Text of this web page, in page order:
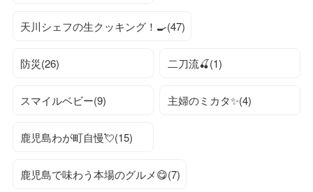
天川シェフの生クッキング！🍳(47)
防災(26) 二刀流🍒(1)
スマイルベビー(9) 主婦のミカタ✨(4)
鹿児島わが町自慢💘(15)
鹿児島で味わう本場のグルメ😋(7)